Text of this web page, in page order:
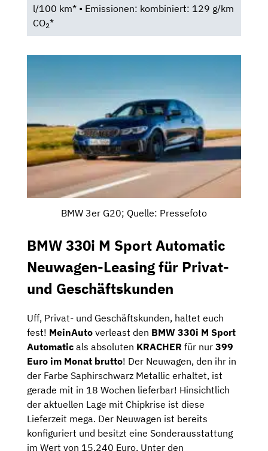
l/100 km* • Emissionen: kombiniert: 129 g/km
CO2*
BMW 3er G20; Quelle: Pressefoto
BMW 330i M Sport Automatic
Neuwagen-Leasing für Privat-
und Geschäftskunden
Uff, Privat- und Geschäftskunden, haltet euch
fest! MeinAuto verleast den BMW 330i M Sport
Automatic als absoluten KRACHER für nur 399
Euro im Monat brutto! Der Neuwagen, den ihr in
der Farbe Saphirschwarz Metallic erhaltet, ist
gerade mit in 18 Wochen lieferbar! Hinsichtlich
der aktuellen Lage mit Chipkrise ist diese
Lieferzeit mega. Der Neuwagen ist bereits
konfiguriert und besitzt eine Sonderausstattung
im Wert von 15.240 Euro. Unter den